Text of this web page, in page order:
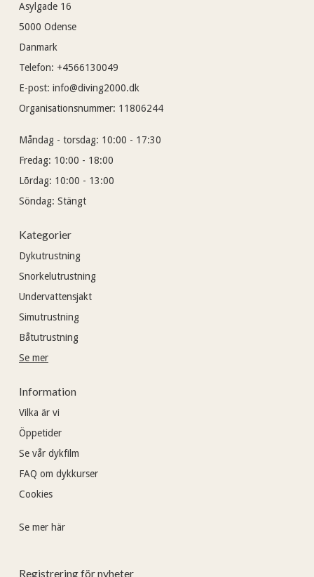
Asylgade 16
5000 Odense
Danmark
Telefon: +4566130049
E-post: info@diving2000.dk
Organisationsnummer: 11806244
Måndag - torsdag: 10:00 - 17:30
Fredag: 10:00 - 18:00
Lõrdag: 10:00 - 13:00
Söndag: Stängt
Kategorier
Dykutrustning
Snorkelutrustning
Undervattensjakt
Simutrustning
Båtutrustning
Se mer
Information
Vilka är vi
Öppetider
Se vår dykfilm
FAQ om dykkurser
Cookies
Se mer här
Registrering för nyheter